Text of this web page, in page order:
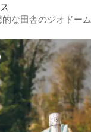
理想的な田舎のジオドーム
スです。